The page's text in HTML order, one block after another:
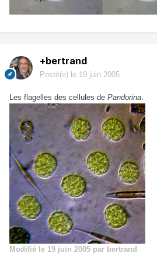
+bertrand
Posté(e) le 19 juin 2005
Les flagelles des cellules de Pandorina.
Modifié le 19 juin 2005 par bertrand